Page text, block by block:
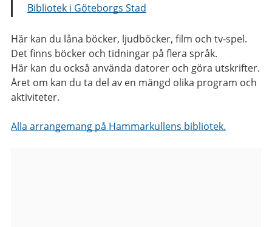
Bibliotek i Göteborgs Stad
Här kan du låna böcker, ljudböcker, film och tv-spel.
Det finns böcker och tidningar på flera språk.
Här kan du också använda datorer och göra utskrifter.
Året om kan du ta del av en mängd olika program och
aktiviteter.
Alla arrangemang på Hammarkullens bibliotek.